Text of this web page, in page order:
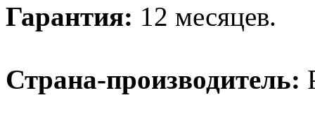
Гарантия: 12 месяцев.
Страна-производитель: